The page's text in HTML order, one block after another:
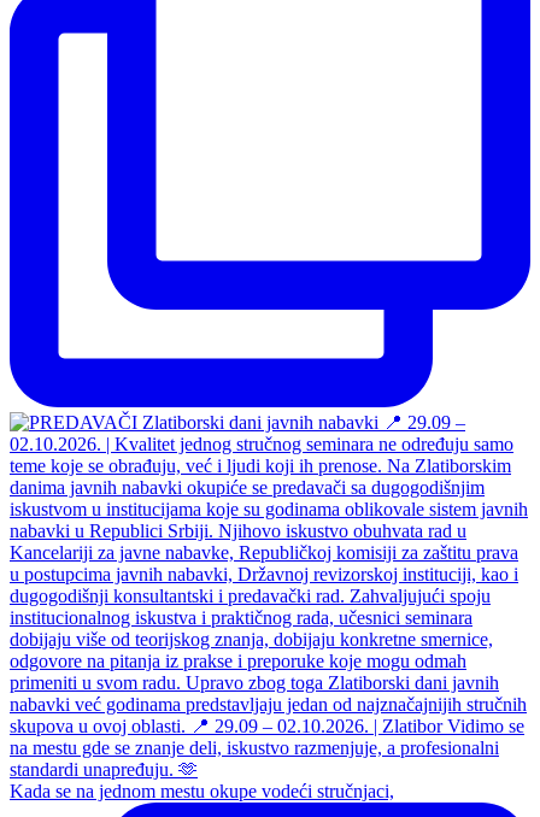
Kada se na jednom mestu okupe vodeći stručnjaci,